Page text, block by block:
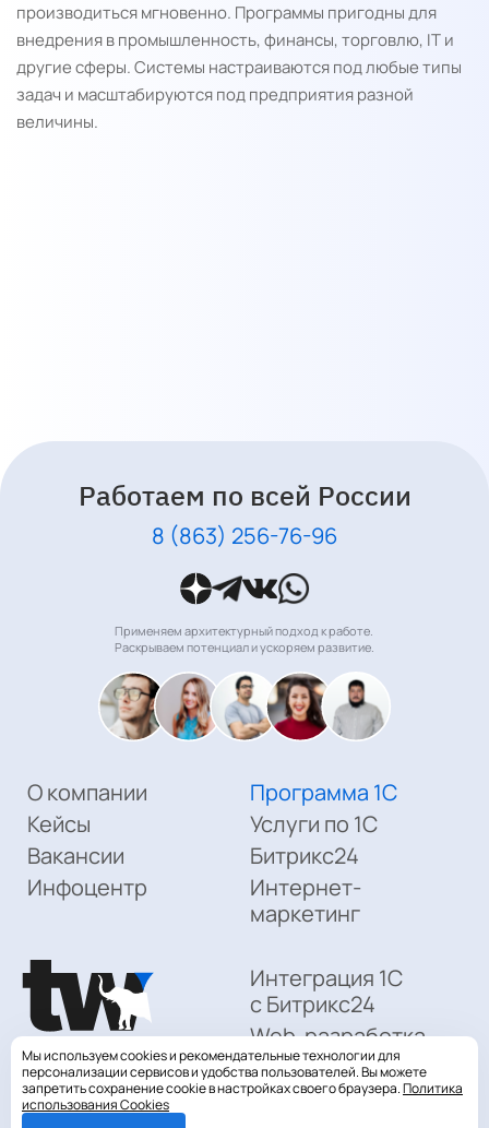
производиться мгновенно. Программы пригодны для
внедрения в промышленность, финансы, торговлю, IT и
другие сферы. Системы настраиваются под любые типы
задач и масштабируются под предприятия разной
величины.
Работаем по всей России
8 (863) 256-76-96
Применяем архитектурный подход к работе.
Раскрываем потенциал и ускоряем развитие.
О компании
Кейсы
Вакансии
Инфоцентр
Программа 1С
Услуги по 1С
Битрикс24
Интернет-
маркетинг
Политика конфиденциальности
Интеграция 1С
с Битрикс24
Web-разработка
Поддержка
Контакты
Мы используем cookies и рекомендательные технологии для
персонализации сервисов и удобства пользователей. Вы можете
запретить сохранение cookie в настройках своего браузера.Политика
использования Cookies